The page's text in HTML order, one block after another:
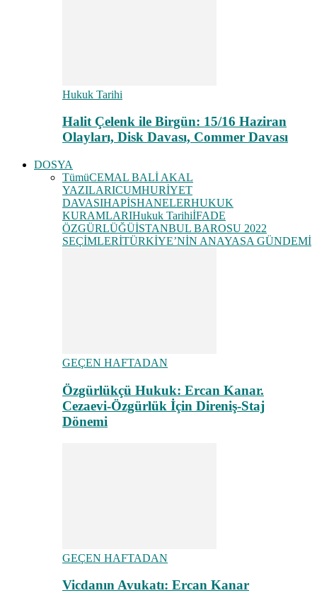
Hukuk Tarihi
Halit Çelenk ile Birgün: 15/16 Haziran
Olayları, Disk Davası, Commer Davası
DOSYA
TümüCEMAL BALİ AKAL
YAZILARICUMHURİYET
DAVASIHAPİSHANELERHUKUK
KURAMLARIHukuk TarihiİFADE
ÖZGÜRLÜĞÜİSTANBUL BAROSU 2022
SEÇİMLERİTÜRKİYE’NİN ANAYASA GÜNDEMİ
GEÇEN HAFTADAN
Özgürlükçü Hukuk: Ercan Kanar.
Cezaevi-Özgürlük İçin Direniş-Staj
Dönemi
GEÇEN HAFTADAN
Vicdanın Avukatı: Ercan Kanar